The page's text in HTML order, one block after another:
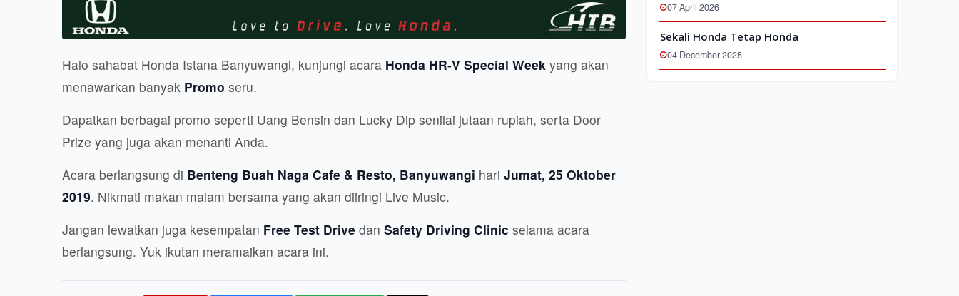
Halo sahabat Honda Istana Banyuwangi, kunjungi acara Honda HR-V Special Week yang akan
menawarkan banyak Promo seru.
Dapatkan berbagai promo seperti Uang Bensin dan Lucky Dip senilai jutaan rupiah, serta Door
Prize yang juga akan menanti Anda.
Acara berlangsung di Benteng Buah Naga Cafe & Resto, Banyuwangi hari Jumat, 25 Oktober
2019. Nikmati makan malam bersama yang akan diiringi Live Music.
Jangan lewatkan juga kesempatan Free Test Drive dan Safety Driving Clinic selama acara
berlangsung. Yuk ikutan meramaikan acara ini.
07 April 2026
Sekali Honda Tetap Honda
04 December 2025